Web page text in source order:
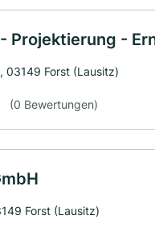
Projektierung -
03149 Forst (Lausitz)
(0 Bewertungen)
Forst (Lausitz)